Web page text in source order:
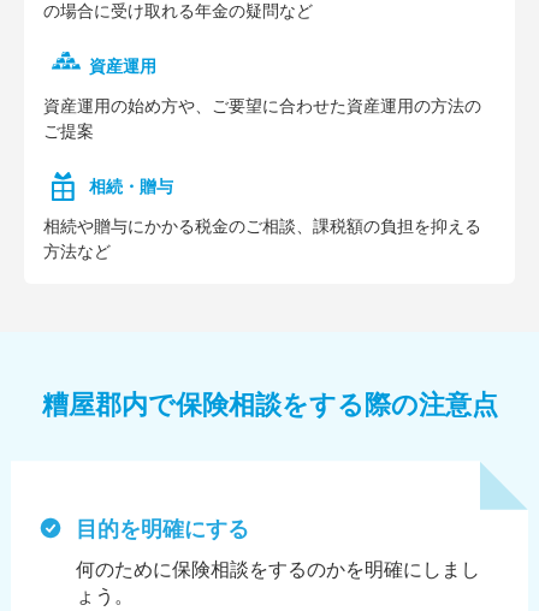
の場合に受け取れる年⾦の疑問など
資産運用
資産運⽤の始め⽅や、ご要望に合わせた資産運⽤の⽅法の
ご提案
相続・贈与
相続や贈与にかかる税⾦のご相談、課税額の負担を抑える
⽅法など
糟屋郡内で保険相談をする際の注意点
目的を明確にする
何のために保険相談をするのかを明確にしまし
ょう。